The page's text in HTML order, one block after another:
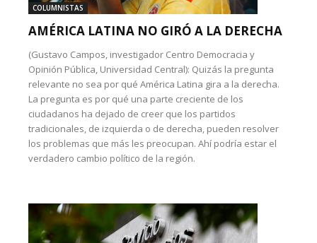
COLUMNISTAS
AMÉRICA LATINA NO GIRÓ A LA DERECHA
(Gustavo Campos, investigador Centro Democracia y
Opinión Pública, Universidad Central): Quizás la pregunta
relevante no sea por qué América Latina gira a la derecha.
La pregunta es por qué una parte creciente de los
ciudadanos ha dejado de creer que los partidos
tradicionales, de izquierda o de derecha, pueden resolver
los problemas que más les preocupan. Ahí podría estar el
verdadero cambio político de la región.